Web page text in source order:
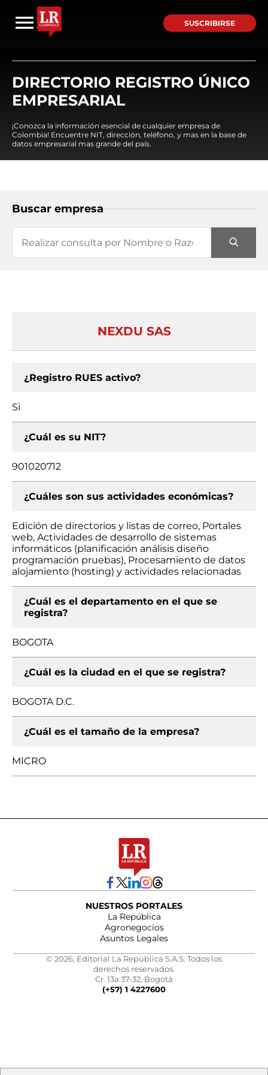
SUSCRIBIRSE
DIRECTORIO REGISTRO ÚNICO
EMPRESARIAL
¡Conozca la información esencial de cualquier empresa de
Colombia! Encuentre NIT, dirección, teléfono, y mas en la base de
datos empresarial mas grande del país.
Buscar empresa
NEXDU SAS
¿Registro RUES activo?
Si
¿Cuál es su NIT?
901020712
¿Cuáles son sus actividades económicas?
Edición de directorios y listas de correo, Portales
web, Actividades de desarrollo de sistemas
informáticos (planificación análisis diseño
programación pruebas), Procesamiento de datos
alojamiento (hosting) y actividades relacionadas
¿Cuál es el departamento en el que se
registra?
BOGOTA
¿Cuál es la ciudad en el que se registra?
BOGOTA D.C.
¿Cuál es el tamaño de la empresa?
MICRO
NUESTROS PORTALES
La República
Agronegocios
Asuntos Legales
© 2026, Editorial La República S.A.S. Todos los
derechos reservados.
Cr. 13a 37-32, Bogotá
(+57) 1 4227600